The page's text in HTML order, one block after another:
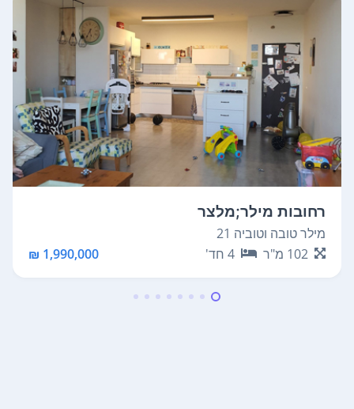
רחובות מילר;מלצר
מילר טובה וטוביה 21
102 מ"ר 4 חד' 1,990,000 ₪